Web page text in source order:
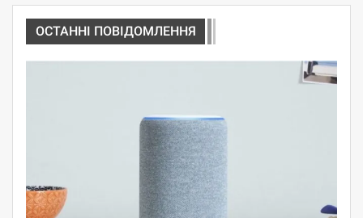
ОСТАННІ ПОВІДОМЛЕННЯ